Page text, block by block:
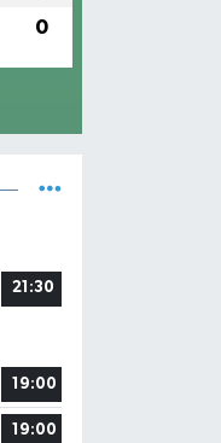
0
21:30
19:00
19:00